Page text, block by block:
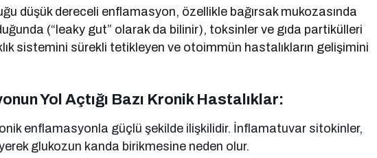
düşük dereceli enflamasyon, özellikle bağırsak mukozasında
(“leaky gut” olarak da bilinir), toksinler ve gıda partikülleri
sistemini sürekli tetikleyen ve otoimmün hastalıkların gelişimini
Yol Açtığı Bazı Kronik Hastalıklar:
enflamasyonla güçlü şekilde ilişkilidir. İnflamatuvar sitokinler,
glukozun kanda birikmesine neden olur.